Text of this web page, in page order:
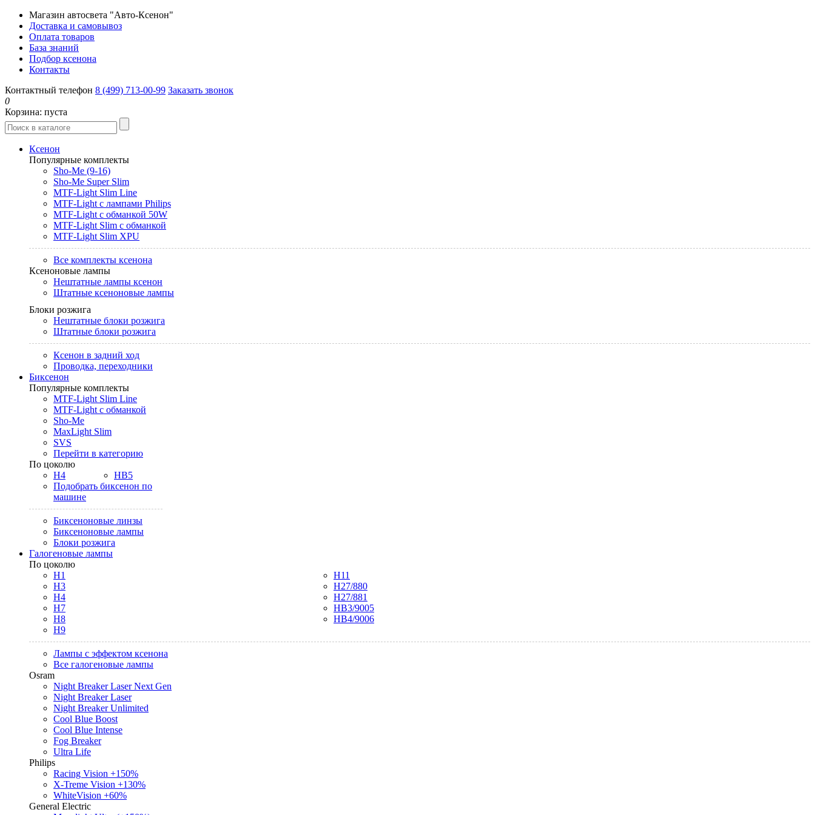
Магазин автосвета "Авто-Ксенон"
Доставка и самовывоз
Оплата товаров
База знаний
Подбор ксенона
Контакты
Контактный телефон 8 (499) 713-00-99 Заказать звонок
0
Корзина: пуста
Ксенон
Популярные комплекты
Sho-Me (9-16)
Sho-Me Super Slim
MTF-Light Slim Line
MTF-Light с лампами Philips
MTF-Light с обманкой 50W
MTF-Light Slim с обманкой
MTF-Light Slim XPU
Все комплекты ксенона
Ксеноновые лампы
Нештатные лампы ксенон
Штатные ксеноновые лампы
Блоки розжига
Нештатные блоки розжига
Штатные блоки розжига
Ксенон в задний ход
Проводка, переходники
Биксенон
Популярные комплекты
MTF-Light Slim Line
MTF-Light с обманкой
Sho-Me
MaxLight Slim
SVS
Перейти в категорию
По цоколю
H4
HB5
Подобрать биксенон по
машине
Биксеноновые линзы
Биксеноновые лампы
Блоки розжига
Галогеновые лампы
По цоколю
H1
H3
H4
H7
H8
H9
H11
H27/880
H27/881
HB3/9005
HB4/9006
Лампы с эффектом ксенона
Все галогеновые лампы
Osram
Night Breaker Laser Next Gen
Night Breaker Laser
Night Breaker Unlimited
Cool Blue Boost
Cool Blue Intense
Fog Breaker
Ultra Life
Philips
Racing Vision +150%
X-Treme Vision +130%
WhiteVision +60%
General Electric